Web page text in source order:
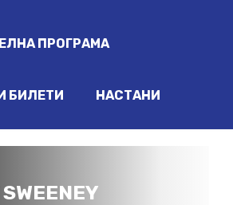
ПРОГРАМА
БИЛЕТИ НАСТАНИ